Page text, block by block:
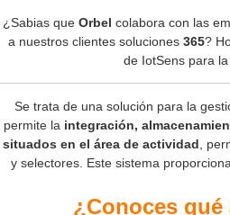
¿Sabias que Orbel colabora con las
a nuestros clientes soluciones 365?
de IotSens para la
Se trata de una solución para la
permite la integración,
situados en el área de actividad ,
y selectores. Este sistema
¿Conoces qué